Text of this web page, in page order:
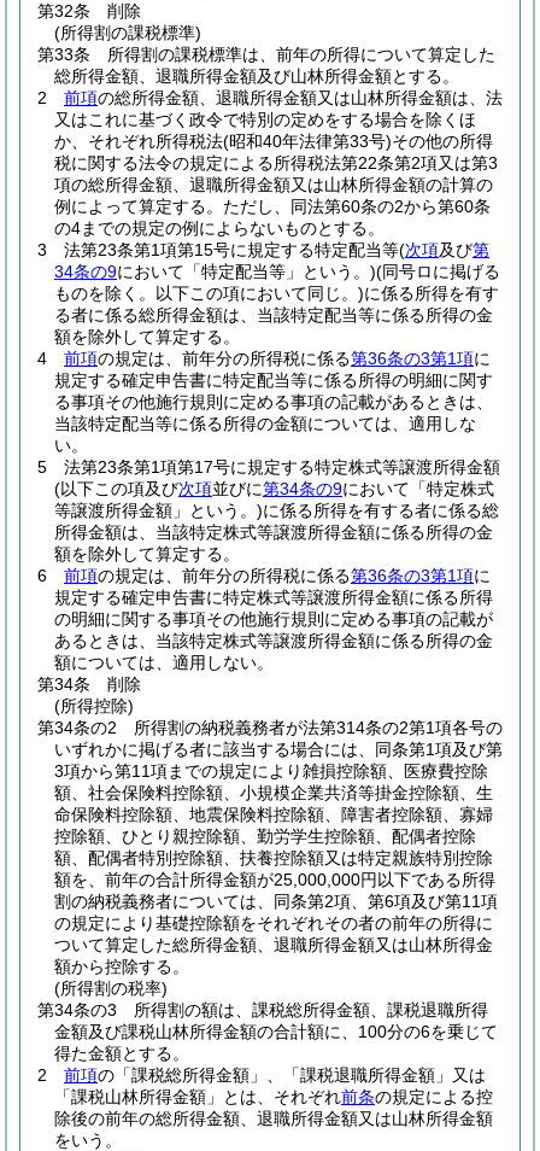
第32条
削除
(所得割の課税標準)
第33条
所得割の課税標準は、前年の所得について算定した
総所得金額、退職所得金額及び山林所得金額とする。
2
前項の総所得金額、退職所得金額又は山林所得金額は、法
又はこれに基づく政令で特別の定めをする場合を除くほ
か、それぞれ所得税法(昭和40年法律第33号)その他の所得
税に関する法令の規定による所得税法第22条第2項又は第3
項の総所得金額、退職所得金額又は山林所得金額の計算の
例によって算定する。 ただし、同法第60条の2から第60条
の4までの規定の例によらないものとする。
3
法第23条第1項第15号に規定する特定配当等(次項及び第
34条の9において「特定配当等」という。)(同号ロに掲げる
ものを除く。以下この項において同じ。)に係る所得を有す
る者に係る総所得金額は、当該特定配当等に係る所得の金
額を除外して算定する。
4
前項の規定は、前年分の所得税に係る第36条の3第1項に
規定する確定申告書に特定配当等に係る所得の明細に関す
る事項その他施行規則に定める事項の記載があるときは、
当該特定配当等に係る所得の金額については、適用しな
い。
5
法第23条第1項第17号に規定する特定株式等譲渡所得金額
(以下この項及び次項並びに第34条の9において「特定株式
等譲渡所得金額」という。)に係る所得を有する者に係る総
所得金額は、当該特定株式等譲渡所得金額に係る所得の金
額を除外して算定する。
6
前項の規定は、前年分の所得税に係る第36条の3第1項に
規定する確定申告書に特定株式等譲渡所得金額に係る所得
の明細に関する事項その他施行規則に定める事項の記載が
あるときは、当該特定株式等譲渡所得金額に係る所得の金
額については、適用しない。
第34条
削除
(所得控除)
第34条の2
所得割の納税義務者が法第314条の2第1項各号の
いずれかに掲げる者に該当する場合には、同条第1項及び第
3項から第11項までの規定により雑損控除額、医療費控除
額、社会保険料控除額、小規模企業共済等掛金控除額、生
命保険料控除額、地震保険料控除額、障害者控除額、寡婦
控除額、ひとり親控除額、勤労学生控除額、配偶者控除
額、配偶者特別控除額、扶養控除額又は特定親族特別控除
額を、前年の合計所得金額が25,000,000円以下である所得
割の納税義務者については、同条第2項、第6項及び第11項
の規定により基礎控除額をそれぞれその者の前年の所得に
ついて算定した総所得金額、退職所得金額又は山林所得金
額から控除する。
(所得割の税率)
第34条の3
所得割の額は、課税総所得金額、課税退職所得
金額及び課税山林所得金額の合計額に、100分の6を乗じて
得た金額とする。
2
前項の「課税総所得金額」、「課税退職所得金額」又は
「課税山林所得金額」とは、それぞれ前条の規定による控
除後の前年の総所得金額、退職所得金額又は山林所得金額
をいう。